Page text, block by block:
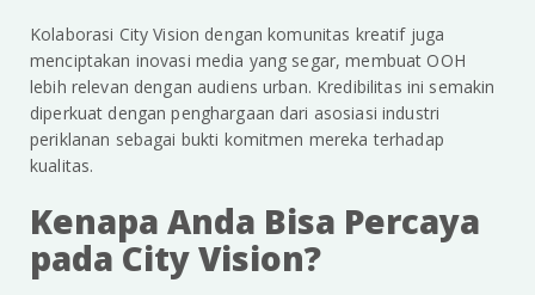
Kolaborasi City Vision dengan komunitas kreatif juga
menciptakan inovasi media yang segar, membuat OOH
lebih relevan dengan audiens urban. Kredibilitas ini semakin
diperkuat dengan penghargaan dari asosiasi industri
periklanan sebagai bukti komitmen mereka terhadap
kualitas.
Kenapa Anda Bisa Percaya
pada City Vision?